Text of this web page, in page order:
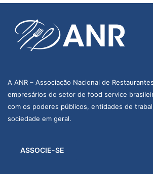
A ANR – Associação Nacional de
empresários do setor de food service
com os poderes públicos, entidades de
sociedade em geral.
ASSOCIE-SE